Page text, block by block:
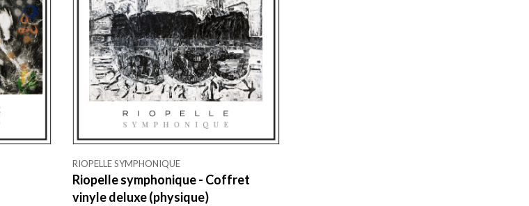
RIOPELLE SYMPHONIQUE
Riopelle symphonique - Coffret
vinyle deluxe (physique)